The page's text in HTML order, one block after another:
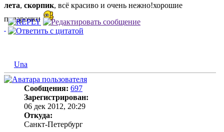
лета, скорпик, всё красиво и очень нежно!хорошие
подарочки
Una
Сообщения: 697
Зарегистрирован:
06 дек 2012, 20:29
Откуда:
Санкт-Петербург